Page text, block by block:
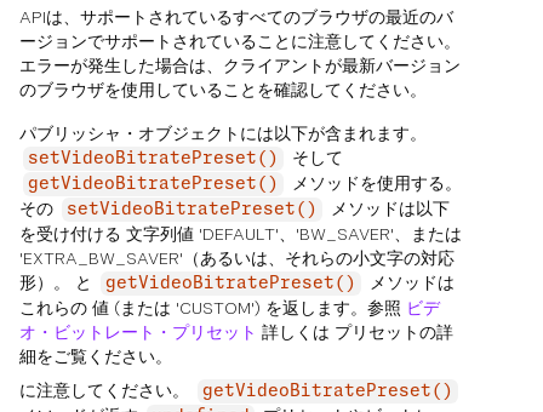
APIは、サポートされているすべてのブラウザの最近のバ
ージョンでサポートされていることに注意してください。
エラーが発生した場合は、クライアントが最新バージョン
のブラウザを使用していることを確認してください。
パブリッシャ・オブジェクトには以下が含まれます。
setVideoBitratePreset() そして
getVideoBitratePreset()
メソッドを使用する。
その
setVideoBitratePreset()
メソッドは以下
を受け付ける 文字列値 'DEFAULT'、'BW_SAVER'、または
'EXTRA_BW_SAVER'（あるいは、それらの小文字の対応
形）。 と
getVideoBitratePreset()
メソッドは
これらの 値 (または 'CUSTOM') を返します。参照 ビデ
オ・ビットレート・プリセット 詳しくは プリセットの詳
細をご覧ください。
に注意してください。
getVideoBitratePreset()